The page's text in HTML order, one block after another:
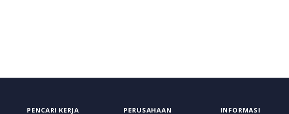
PENCARI KERJA PERUSAHAAN INFORMASI